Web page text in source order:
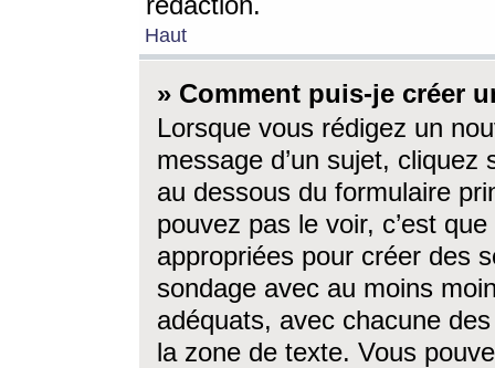
Haut
» Comment puis-je créer
Lorsque vous rédigez un
message d’un sujet, cliquez
au dessous du formulaire
pouvez pas le voir, c’est
appropriées pour créer des
sondage avec au moins
adéquats, avec chacune
la zone de texte. Vous